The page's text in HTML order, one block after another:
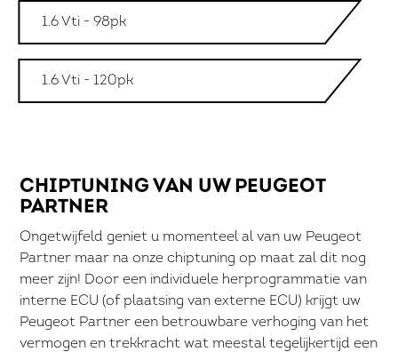
1.6 Vti - 98pk
1.6 Vti - 120pk
CHIPTUNING VAN UW PEUGEOT
PARTNER
Ongetwijfeld geniet u momenteel al van uw Peugeot
Partner maar na onze chiptuning op maat zal dit nog
meer zijn! Door een individuele herprogrammatie van
interne ECU (of plaatsing van externe ECU) krijgt uw
Peugeot Partner een betrouwbare verhoging van het
vermogen en trekkracht wat meestal tegelijkertijd een